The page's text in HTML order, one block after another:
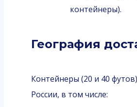
контейнеры).
География
Контейнеры (20 и 40
России, в том числе: